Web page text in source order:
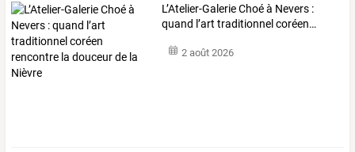
L’Atelier-GalerieChoéà Nevers :
quand l’art traditionnel coréen…
2 août 2026